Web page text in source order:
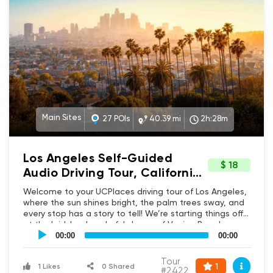
Main Sites 27 POIs 40.39 mi 2h:28m
Los Angeles Self-Guided
Audio Driving Tour, California
- Beaches, Iconic Landmarks
& Scenic Views
$ 18
Welcome to your UCPlaces driving tour of Los Angeles,
where the sun shines bright, the palm trees sway, and
every stop has a story to tell! We’re starting things off
at the laid-back, colorful shores of Venice Beach,
where street performers, skaters, and swan boats set
the tone for this uniquely L.A. adventure. From there,
we’ll cruise through legendary neighborhoods, explore
world-famous landmarks, and soak up the city's one-
UCPlaces
Audio
00:00 00:00
1 Likes 0 Shared
Tour
#2422
1